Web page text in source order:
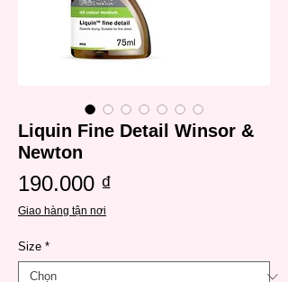
Liquin Fine Detail Winsor &
Newton
190.000 ₫
Giao hàng tận nơi
Size *